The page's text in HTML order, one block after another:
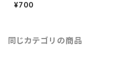
¥700
同じカテゴリの商品